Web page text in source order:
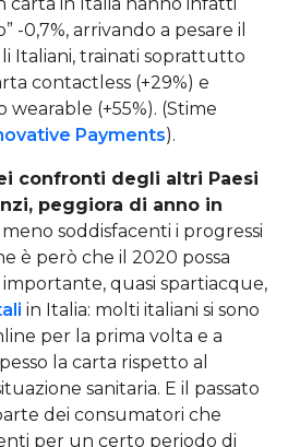
-0,7%, arrivando a pesare il
Italiani, trainati soprattutto
contactless (+29%) e
(+55%). (Stime
Payments).
confronti degli altri Paesi
peggiora di anno in
soddisfacenti i progressi
è però che il 2020 possa
quasi spartiacque,
in Italia: molti italiani si sono
per la prima volta e a
la carta rispetto al
sanitaria. E il passato
dei consumatori che
per un certo periodo di